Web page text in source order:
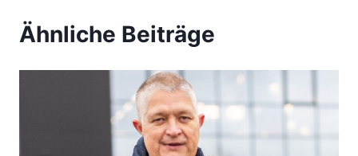
r
a
Ähnliche Beiträge